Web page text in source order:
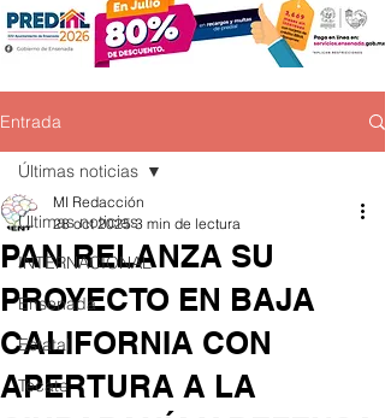
Entrada
Últimas noticias
INTERNACIONAL
Ensenada
Estatal
Tecate
Últimas noticias
PAN RELANZA SU
PROYECTO EN BAJA
CALIFORNIA CON
APERTURA A LA
MI Redacción
28 oct 2025 3 min de lectura